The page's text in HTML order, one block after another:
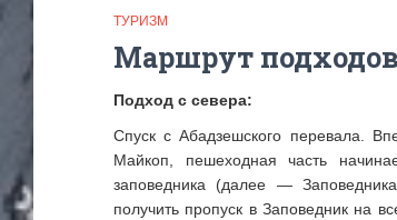
ТУРИЗМ
Маршрут
Подход с севера:
Спуск с Абадзешского перевала.
Майкоп, пешеходная часть
заповедника (далее —
получить пропуск в Заповедник на